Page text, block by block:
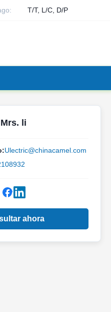
T/T, L/C, D/P
Mrs. li
Ulectric@chinacamel.com
ahora